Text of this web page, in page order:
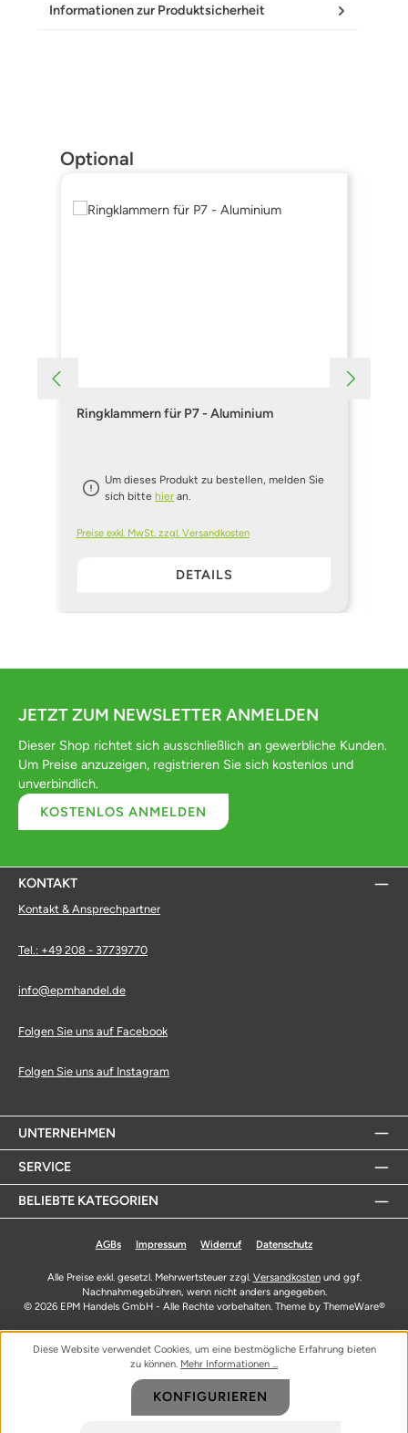
Informationen zur Produktsicherheit
Produktgalerie überspringen
Optional
Ringklammern für P7 - Aluminium
Um dieses Produkt zu bestellen, melden Sie
sich bitte hier an.
Preise exkl. MwSt. zzgl. Versandkosten
DETAILS
JETZT ZUM NEWSLETTER ANMELDEN
Dieser Shop richtet sich ausschließlich an gewerbliche Kunden.
Um Preise anzuzeigen, registrieren Sie sich kostenlos und
unverbindlich.
KOSTENLOS ANMELDEN
KONTAKT
Kontakt & Ansprechpartner
Tel.: +49 208 - 37739770
info@epmhandel.de
Folgen Sie uns auf Facebook
Folgen Sie uns auf Instagram
UNTERNEHMEN
SERVICE
BELIEBTE KATEGORIEN
AGBs Impressum Widerruf Datenschutz
Alle Preise exkl. gesetzl. Mehrwertsteuer zzgl. Versandkostenund ggf.
Nachnahmegebühren, wenn nicht anders angegeben.
© 2026 EPM Handels GmbH - Alle Rechte vorbehalten. Theme by ThemeWare®
Diese Website verwendet Cookies, um eine bestmögliche Erfahrung bieten
zu können. Mehr Informationen ...
KONFIGURIEREN